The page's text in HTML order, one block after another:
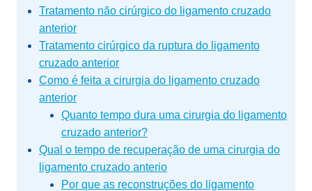
Tratamento não cirúrgico do ligamento cruzado
anterior
Tratamento cirúrgico da ruptura do ligamento
cruzado anterior
Como é feita a cirurgia do ligamento cruzado
anterior
Quanto tempo dura uma cirurgia do ligamento
cruzado anterior?
Qual o tempo de recuperação de uma cirurgia do
ligamento cruzado anterio
Por que as reconstruções do ligamento